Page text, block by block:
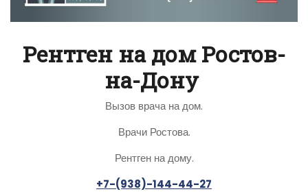
Рентген на дом Ростов-
на-Дону
Вызов врача на дом.
Врачи Ростова.
Рентген на дому.
+7-(938)-144-44-27